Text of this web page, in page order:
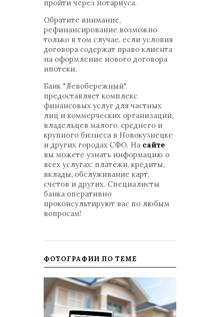
пройти через нотариуса.
Обратите внимание,
рефинансирование возможно
только в том случае, если условия
договора содержат право клиента
на оформление нового договора
ипотеки.
Банк "Левобережный"
предоставляет комплекс
финансовых услуг для частных
лиц и коммерческих организаций,
владельцев малого, среднего и
крупного бизнеса в Новокузнецке
и других городах СФО. На сайте
вы можете узнать информацию о
всех услугах: платежи, кредиты,
вклады, обслуживание карт,
счетов и других. Специалисты
банка оперативно
проконсультируют вас по любым
вопросам!
ФОТОГРАФИИ ПО ТЕМЕ